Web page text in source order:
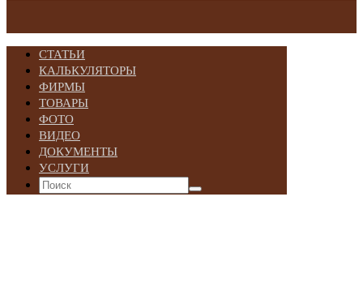
СТАТЬИ
КАЛЬКУЛЯТОРЫ
ФИРМЫ
ТОВАРЫ
ФОТО
ВИДЕО
ДОКУМЕНТЫ
УСЛУГИ